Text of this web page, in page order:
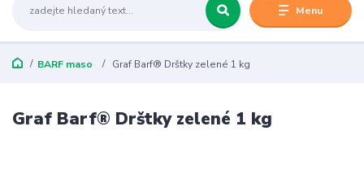
Menu
BARF maso Graf Barf® Drštky zelené 1 kg
Graf Barf® Drštky zelené 1 kg